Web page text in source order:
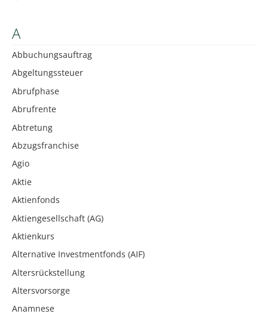
A
Abbuchungsauftrag
Abgeltungssteuer
Abrufphase
Abrufrente
Abtretung
Abzugsfranchise
Agio
Aktie
Aktienfonds
Aktiengesellschaft (AG)
Aktienkurs
Alternative Investmentfonds (AIF)
Altersrückstellung
Altersvorsorge
Anamnese